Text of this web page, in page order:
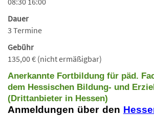
Dauer
3 Termine
Gebühr
135,00 € (nicht ermäßigbar)
Anerkannte Fortbildung für päd.
dem Hessischen Bildung- und
(Drittanbieter in Hessen)
Anmeldungen über den